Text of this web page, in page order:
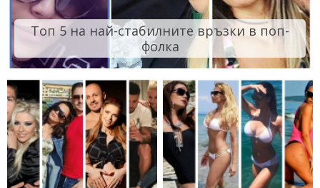
Топ 5 на най-стабилните връзки в поп-
фолка